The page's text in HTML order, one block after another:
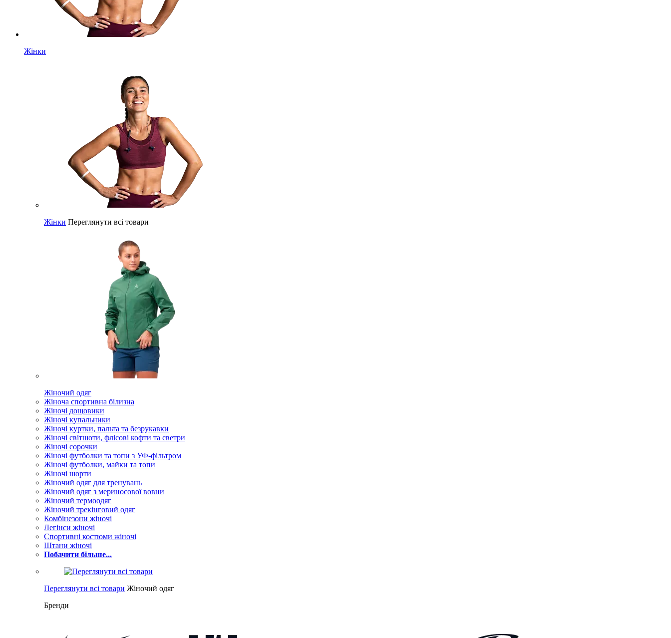
Жінки
Жінки Переглянути всі товари
Жіночий одяг
Жіноча спортивна білизна
Жіночі дощовики
Жіночі купальники
Жіночі куртки, пальта та безрукавки
Жіночі світшоти, флісові кофти та светри
Жіночі сорочки
Жіночі футболки та топи з УФ-фільтром
Жіночі футболки, майки та топи
Жіночі шорти
Жіночий одяг для тренувань
Жіночий одяг з мериносової вовни
Жіночий термоодяг
Жіночий трекінговий одяг
Комбінезони жіночі
Легінси жіночі
Спортивні костюми жіночі
Штани жіночі
Побачити більше...
Переглянути всі товари Жіночий одяг
Бренди